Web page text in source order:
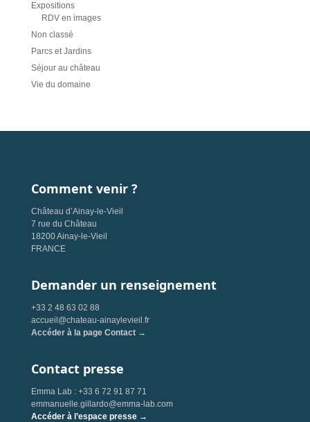
Expositions
RDV en images
Non classé
Parcs et Jardins
Séjour au château
Vie du domaine
Comment venir ?
Château d’Ainay-le-Vieil
7 rue du Château
18200 Ainay-le-Vieil
FRANCE
Demander un renseignement
+33 2 48 63 02 88
accueil@chateau-ainaylevieil.fr
Accéder à la page Contact →
Contact presse
Emma Lab : +33 6 72 91 87 71
emmanuelle.gillardo@emma-lab.com
Accéder à l’espace presse →